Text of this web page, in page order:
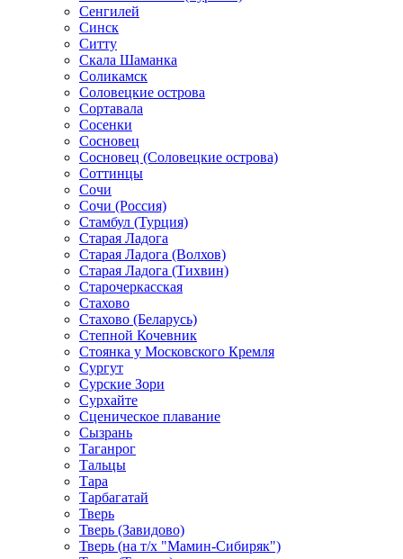
Сенгилей
Синск
Ситту
Скала Шаманка
Соликамск
Соловецкие острова
Сортавала
Сосенки
Сосновец
Сосновец (Соловецкие острова)
Соттинцы
Сочи
Сочи (Россия)
Стамбул (Турция)
Старая Ладога
Старая Ладога (Волхов)
Старая Ладога (Тихвин)
Старочеркасская
Стахово
Стахово (Беларусь)
Степной Кочевник
Стоянка у Московского Кремля
Сургут
Сурские Зори
Сурхайте
Сценическое плавание
Сызрань
Таганрог
Тальцы
Тара
Тарбагатай
Тверь
Тверь (Завидово)
Тверь (на т/х "Мамин-Сибиряк")